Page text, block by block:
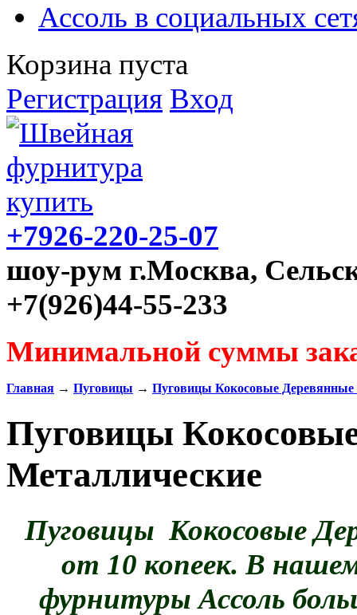
Ассоль в социальных
Корзина пуста
Регистрация Вход
+7926-220-25-07
шоу-рум г.Москва,
+7(926)44-55-233
Минимальной суммы
Главная → Пуговицы → Пуговицы Кокосовые Деревянные
Пуговицы
Металлические
Пуговицы Кокосовые
от 10 копеек. В
фурнитуры Ассоль